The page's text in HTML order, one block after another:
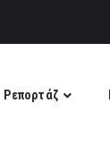
Ρεπορτάζ